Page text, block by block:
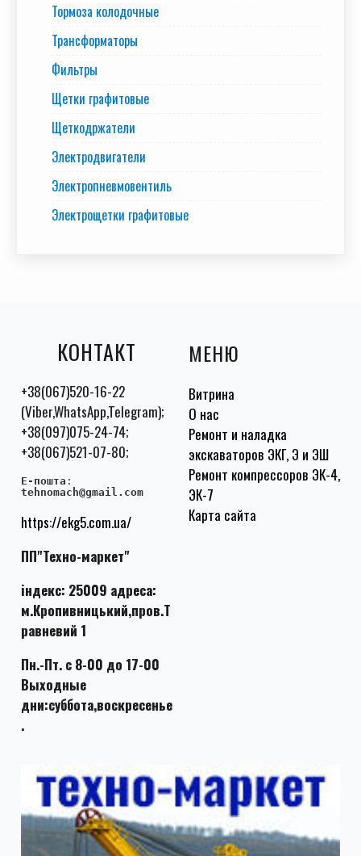
Тормоза колодочные
Трансформаторы
Фильтры
Щетки графитовые
Щеткодржатели
Электродвигатели
Электропневмовентиль
Электрощетки графитовые
КОНТАКТ
+38(067)520-16-22
(Viber,WhatsApp,Telegram);
+38(097)075-24-74;
+38(067)521-07-80;
E-пошта :
tehnomach@gmail.com
https://ekg5.com.ua/
ПП"Техно-маркет"
індекс: 25009 адреса:
м.Кропивницький,пров.Т
равневий 1
Пн.-Пт. с 8-00 до 17-00
Выходные
дни:суббота,воскресенье
.
МЕНЮ
Витрина
О нас
Ремонт и наладка
экскаваторов ЭКГ, Э и ЭШ
Ремонт компрессоров ЭК-4,
ЭК-7
Карта сайта